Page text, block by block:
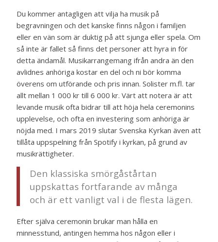
Du kommer antagligen att vilja ha musik på
begravningen och det kanske finns någon i familjen
eller en vän som är duktig på att sjunga eller spela. Om
så inte är fallet så finns det personer att hyra in för
detta ändamål. Musikarrangemang ifrån andra än den
avlidnes anhöriga kostar en del och ni bör komma
överens om utförande och pris innan. Solister m.fl. tar
allt mellan 1 000 kr till 6 000 kr. Värt att notera är att
levande musik ofta bidrar till att höja hela ceremonins
upplevelse, och ofta en investering som anhöriga är
nöjda med. I mars 2019 slutar Svenska Kyrkan även att
tillåta uppspelning från Spotify i kyrkan, på grund av
musikrättigheter.
Den klassiska smörgåstårtan
uppskattas fortfarande av många
och är ett vanligt val i de flesta lägen.
Efter själva ceremonin brukar man hålla en
minnesstund, antingen hemma hos någon eller i